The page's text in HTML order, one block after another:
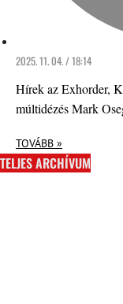
2025. 11. 04. / 18:14
Hírek az Exhorder,
múltidézés Mark
TOVÁBB »
TELJES ARCHÍVUM